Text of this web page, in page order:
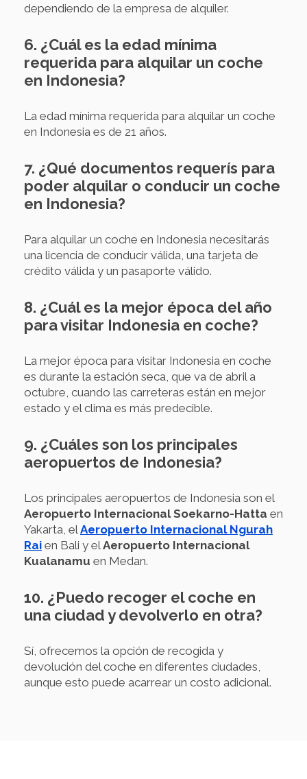
dependiendo de la empresa de alquiler.
6. ¿Cuál es la edad mínima
requerida para alquilar un coche
en Indonesia?
La edad mínima requerida para alquilar un coche
en Indonesia es de 21 años.
7. ¿Qué documentos requerís para
poder alquilar o conducir un coche
en Indonesia?
Para alquilar un coche en Indonesia necesitarás
una licencia de conducir válida, una tarjeta de
crédito válida y un pasaporte válido.
8. ¿Cuál es la mejor época del año
para visitar Indonesia en coche?
La mejor época para visitar Indonesia en coche
es durante la estación seca, que va de abril a
octubre, cuando las carreteras están en mejor
estado y el clima es más predecible.
9. ¿Cuáles son los principales
aeropuertos de Indonesia?
Los principales aeropuertos de Indonesia son el
Aeropuerto Internacional Soekarno-Hatta en
Yakarta, el Aeropuerto Internacional Ngurah
Rai en Bali y el Aeropuerto Internacional
Kualanamu en Medan.
10. ¿Puedo recoger el coche en
una ciudad y devolverlo en otra?
Sí, ofrecemos la opción de recogida y
devolución del coche en diferentes ciudades,
aunque esto puede acarrear un costo adicional.